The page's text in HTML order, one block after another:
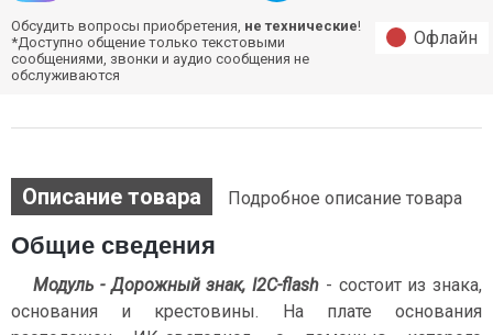
Обсудить вопросы приобретения, не технические!
*Доступно общение только текстовыми
сообщениями, звонки и аудио сообщения не
обслуживаются
Офлайн
Описание товара Подробное описание товара
Общие сведения
Модуль - Дорожный знак, I2C-flash - состоит из знака,
основания и крестовины. На плате основания